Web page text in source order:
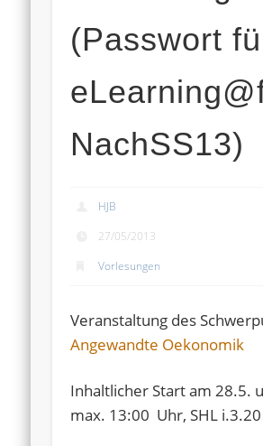
(Passwort
NachSS13)
HJB
27/05/2013
Vorlesungen
Veranstaltung des
Angewandte Oekonomik
Inhaltlicher Start am 28.5.
max. 13:00 Uhr, SHL i.3.20